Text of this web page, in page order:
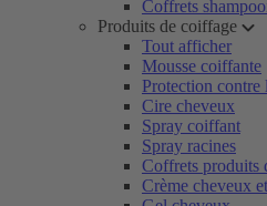
Coffrets
Produits de coiffage
Tout afficher
Mousse coiffante
Protection contre
Cire cheveux
Spray coiffant
Spray racines
Coffrets produits
Crème cheveux